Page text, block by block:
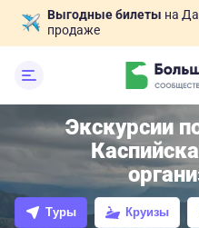
Выгодные билеты на
продаже
Экскурсии
Туры Круизы